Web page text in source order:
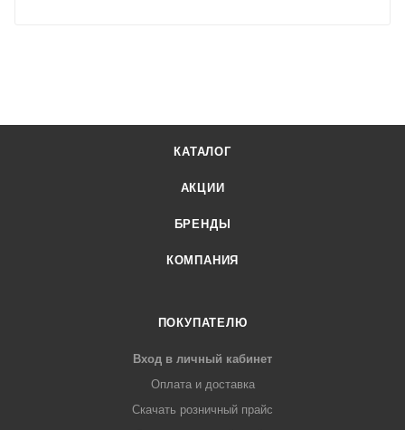
КАТАЛОГ
АКЦИИ
БРЕНДЫ
КОМПАНИЯ
ПОКУПАТЕЛЮ
Вход в личный кабинет
Оплата и доставка
Скачать розничный прайс